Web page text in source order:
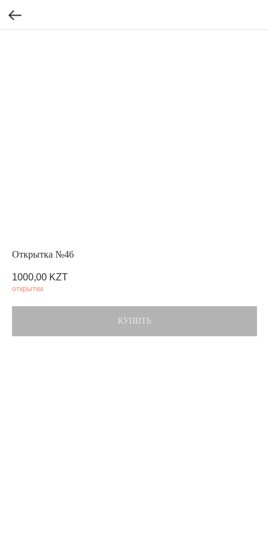
Открытка №46
1000,00 KZT
открытки
КУПИТЬ